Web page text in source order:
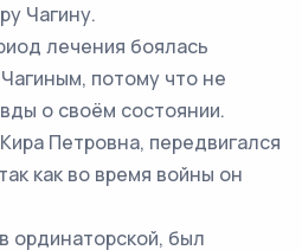
Чагину.
лечения боялась
потому что не
о своём состоянии.
Петровна, передвигался
как во время войны он
ординаторской, был